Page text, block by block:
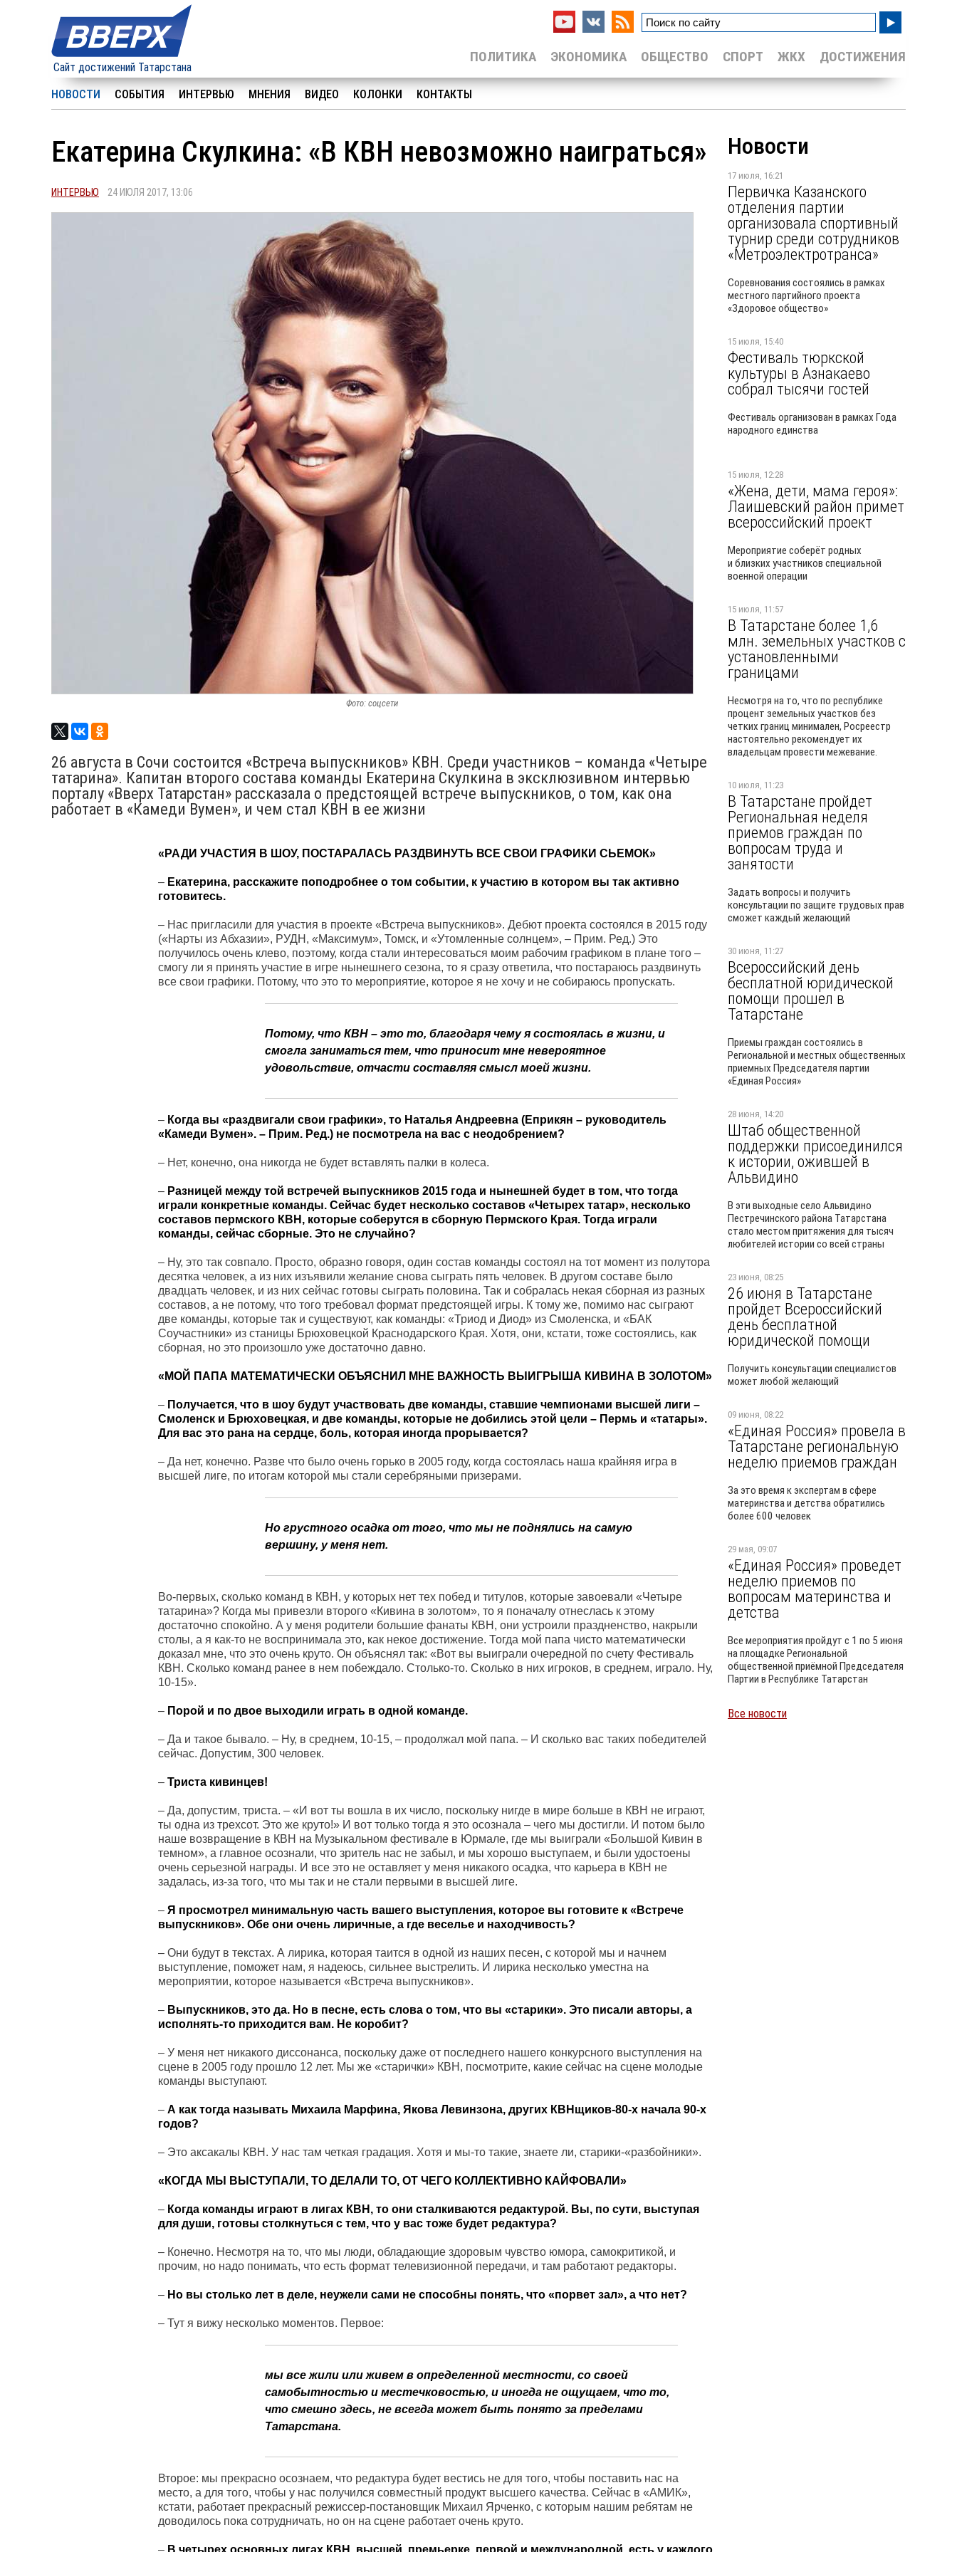
Сайт достижений Татарстана
ДОСТИЖЕНИЯ
ЖКХ
СПОРТ
ОБЩЕСТВО
ЭКОНОМИКА
ПОЛИТИКА
НОВОСТИ СОБЫТИЯ ИНТЕРВЬЮ МНЕНИЯ ВИДЕО КОЛОНКИ КОНТАКТЫ
Екатерина Скулкина: «В КВН невозможно наиграться»
ИНТЕРВЬЮ 24 ИЮЛЯ 2017, 13:06
Фото: соцсети
26 августа в Сочи состоится «Встреча выпускников» КВН. Среди участников – команда «Четыре
татарина». Капитан второго состава команды Екатерина Скулкина в эксклюзивном интервью
порталу «Вверх Татарстан» рассказала о предстоящей встрече выпускников, о том, как она
работает в «Камеди Вумен», и чем cтал КВН в ее жизни
«РАДИ УЧАСТИЯ В ШОУ, ПОСТАРАЛАСЬ РАЗДВИНУТЬ ВСЕ СВОИ ГРАФИКИ СЬЕМОК»
– Екатерина, расскажите поподробнее о том событии, к участию в котором вы так активно
готовитесь.
– Нас пригласили для участия в проекте «Встреча выпускников». Дебют проекта состоялся в 2015 году
(«Нарты из Абхазии», РУДН, «Максимум», Томск, и «Утомленные солнцем», – Прим. Ред.) Это
получилось очень клево, поэтому, когда стали интересоваться моим рабочим графиком в плане того –
смогу ли я принять участие в игре нынешнего сезона, то я сразу ответила, что постараюсь раздвинуть
все свои графики. Потому, что это то мероприятие, которое я не хочу и не собираюсь пропускать.
Потому, что КВН – это то, благодаря чему я состоялась в жизни, и
смогла заниматься тем, что приносит мне невероятное
удовольствие, отчасти составляя смысл моей жизни.
– Когда вы «раздвигали свои графики», то Наталья Андреевна (Еприкян – руководитель
«Камеди Вумен». – Прим. Ред.) не посмотрела на вас с неодобрением?
– Нет, конечно, она никогда не будет вставлять палки в колеса.
– Разницей между той встречей выпускников 2015 года и нынешней будет в том, что тогда
играли конкретные команды. Сейчас будет несколько составов «Четырех татар», несколько
составов пермского КВН, которые соберутся в сборную Пермского Края. Тогда играли
команды, сейчас сборные. Это не случайно?
– Ну, это так совпало. Просто, образно говоря, один состав команды состоял на тот момент из полутора
десятка человек, а из них изъявили желание снова сыграть пять человек. В другом составе было
двадцать человек, и из них сейчас готовы сыграть половина. Так и собралась некая сборная из разных
составов, а не потому, что того требовал формат предстоящей игры. К тому же, помимо нас сыграют
две команды, которые так и существуют, как команды: «Триод и Диод» из Смоленска, и «БАК
Соучастники» из станицы Брюховецкой Краснодарского Края. Хотя, они, кстати, тоже состоялись, как
сборная, но это произошло уже достаточно давно.
«МОЙ ПАПА МАТЕМАТИЧЕСКИ ОБЪЯСНИЛ МНЕ ВАЖНОСТЬ ВЫИГРЫША КИВИНА В ЗОЛОТОМ»
– Получается, что в шоу будут участвовать две команды, ставшие чемпионами высшей лиги –
Смоленск и Брюховецкая, и две команды, которые не добились этой цели – Пермь и «татары».
Для вас это рана на сердце, боль, которая иногда прорывается?
– Да нет, конечно. Разве что было очень горько в 2005 году, когда состоялась наша крайняя игра в
высшей лиге, по итогам которой мы стали серебряными призерами.
Но грустного осадка от того, что мы не поднялись на самую
вершину, у меня нет.
Во-первых, сколько команд в КВН, у которых нет тех побед и титулов, которые завоевали «Четыре
татарина»? Когда мы привезли второго «Кивина в золотом», то я поначалу отнеслась к этому
достаточно спокойно. А у меня родители большие фанаты КВН, они устроили праздненство, накрыли
столы, а я как-то не воспринимала это, как некое достижение. Тогда мой папа чисто математически
доказал мне, что это очень круто. Он объяснял так: «Вот вы выиграли очередной по счету Фестиваль
КВН. Сколько команд ранее в нем побеждало. Столько-то. Сколько в них игроков, в среднем, играло. Ну,
10-15».
– Порой и по двое выходили играть в одной команде.
– Да и такое бывало. – Ну, в среднем, 10-15, – продолжал мой папа. – И сколько вас таких победителей
сейчас. Допустим, 300 человек.
– Триста кивинцев!
– Да, допустим, триста. – «И вот ты вошла в их число, поскольку нигде в мире больше в КВН не играют,
ты одна из трехсот. Это же круто!» И вот только тогда я это осознала – чего мы достигли. И потом было
наше возвращение в КВН на Музыкальном фестивале в Юрмале, где мы выиграли «Большой Кивин в
темном», а главное осознали, что зритель нас не забыл, и мы хорошо выступаем, и были удостоены
очень серьезной награды. И все это не оставляет у меня никакого осадка, что карьера в КВН не
задалась, из-за того, что мы так и не стали первыми в высшей лиге.
– Я просмотрел минимальную часть вашего выступления, которое вы готовите к «Встрече
выпускников». Обе они очень лиричные, а где веселье и находчивость?
– Они будут в текстах. А лирика, которая таится в одной из наших песен, с которой мы и начнем
выступление, поможет нам, я надеюсь, сильнее выстрелить. И лирика несколько уместна на
мероприятии, которое называется «Встреча выпускников».
– Выпускников, это да. Но в песне, есть слова о том, что вы «старики». Это писали авторы, а
исполнять-то приходится вам. Не коробит?
– У меня нет никакого диссонанса, поскольку даже от последнего нашего конкурсного выступления на
сцене в 2005 году прошло 12 лет. Мы же «старички» КВН, посмотрите, какие сейчас на сцене молодые
команды выступают.
– А как тогда называть Михаила Марфина, Якова Левинзона, других КВНщиков-80-х начала 90-х
годов?
– Это аксакалы КВН. У нас там четкая градация. Хотя и мы-то такие, знаете ли, старики-«разбойники».
«КОГДА МЫ ВЫСТУПАЛИ, ТО ДЕЛАЛИ ТО, ОТ ЧЕГО КОЛЛЕКТИВНО КАЙФОВАЛИ»
– Когда команды играют в лигах КВН, то они сталкиваются редактурой. Вы, по сути, выступая
для души, готовы столкнуться с тем, что у вас тоже будет редактура?
– Конечно. Несмотря на то, что мы люди, обладающие здоровым чувство юмора, самокритикой, и
прочим, но надо понимать, что есть формат телевизионной передачи, и там работают редакторы.
– Но вы столько лет в деле, неужели сами не способны понять, что «порвет зал», а что нет?
– Тут я вижу несколько моментов. Первое:
мы все жили или живем в определенной местности, со своей
самобытностью и местечковостью, и иногда не ощущаем, что то,
что смешно здесь, не всегда может быть понято за пределами
Татарстана.
Второе: мы прекрасно осознаем, что редактура будет вестись не для того, чтобы поставить нас на
место, а для того, чтобы у нас получился совместный продукт высшего качества. Сейчас в «АМИК»,
кстати, работает прекрасный режиссер-постановщик Михаил Ярченко, с которым нашим ребятам не
доводилось пока сотрудничать, но он на сцене работает очень круто.
– В четырех основных лигах КВН, высшей, премьерке, первой и международной, есть у каждого
Новости
17 июля, 16:21
Первичка Казанского
отделения партии
организовала спортивный
турнир среди сотрудников
«Метроэлектротранса»
Соревнования состоялись в рамках
местного партийного проекта
«Здоровое общество»
15 июля, 15:40
Фестиваль тюркской
культуры в Азнакаево
собрал тысячи гостей
Фестиваль организован в рамках Года
народного единства
15 июля, 12:28
«Жена, дети, мама героя»:
Лаишевский район примет
всероссийский проект
Мероприятие соберёт родных
и близких участников специальной
военной операции
15 июля, 11:57
В Татарстане более 1,6
млн. земельных участков с
установленными
границами
Несмотря на то, что по республике
процент земельных участков без
четких границ минимален, Росреестр
настоятельно рекомендует их
владельцам провести межевание.
10 июля, 11:23
В Татарстане пройдет
Региональная неделя
приемов граждан по
вопросам труда и
занятости
Задать вопросы и получить
консультации по защите трудовых прав
сможет каждый желающий
30 июня, 11:27
Всероссийский день
бесплатной юридической
помощи прошел в
Татарстане
Приемы граждан состоялись в
Региональной и местных общественных
приемных Председателя партии
«Единая Россия»
28 июня, 14:20
Штаб общественной
поддержки присоединился
к истории, ожившей в
Альвидино
В эти выходные село Альвидино
Пестречинского района Татарстана
стало местом притяжения для тысяч
любителей истории со всей страны
23 июня, 08:25
26 июня в Татарстане
пройдет Всероссийский
день бесплатной
юридической помощи
Получить консультации специалистов
может любой желающий
09 июня, 08:22
«Единая Россия» провела в
Татарстане региональную
неделю приемов граждан
За это время к экспертам в сфере
материнства и детства обратились
более 600 человек
29 мая, 09:07
«Единая Россия» проведет
неделю приемов по
вопросам материнства и
детства
Все мероприятия пройдут с 1 по 5 июня
на площадке Региональной
общественной приёмной Председателя
Партии в Республике Татарстан
Все новости